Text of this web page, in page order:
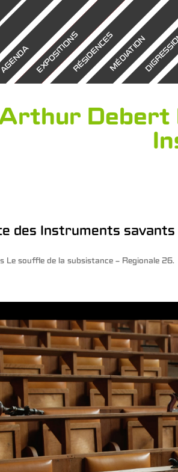
AGENDAEXPOSITIONSRÉSIDENCESMÉDIATION
Debert
des Instruments savants
Le souffle de la subsistance – Regionale 26.